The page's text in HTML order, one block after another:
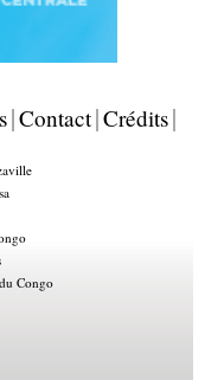
Contact Crédits
Congo